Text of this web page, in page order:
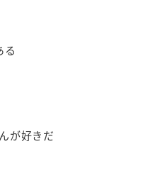
る
が好きだ